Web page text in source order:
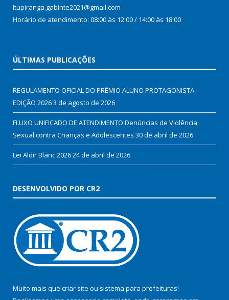
Itupiranga.gabinte2021@gmail.com
Horário de atendimento: 08:00 às 12:00 / 14:00 às 18:00
ÚLTIMAS PUBLICAÇÕES
REGULAMENTO OFICIAL DO PRÊMIO ALUNO PROTAGONISTA –
EDIÇÃO 20263 de agosto de 2026
FLUXO UNIFICADO DE ATENDIMENTO Denúncias de Violência
Sexual contra Crianças e Adolescentes 30 de abril de 2026
Lei Aldir Blanc 202624 de abril de 2026
DESENVOLVIDO POR CR2
Muito mais que criar site ou sistema para prefeituras!